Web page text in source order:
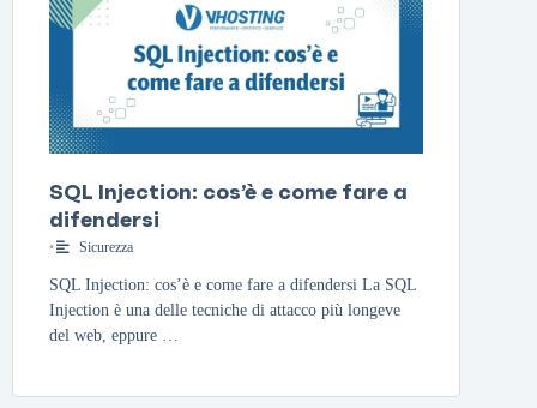
SQL Injection: cos’è e come fare a
difendersi
• Sicurezza
SQL Injection: cos’è e come fare a difendersi La SQL
Injection è una delle tecniche di attacco più longeve
del web, eppure …